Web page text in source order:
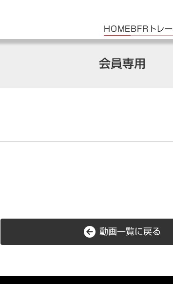
会員専用
HOMEBFRトレ
動画一覧に戻る